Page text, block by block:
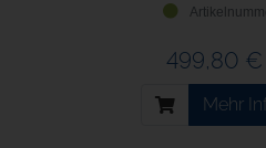
499,80 €
Mehr